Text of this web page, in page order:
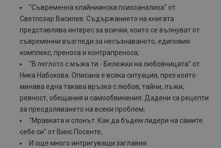
"Съвременна клайнианска психоанализа" от
Светлозар Василев. Съдържанието на книгата
представлява интерес за всички, които се вълнуват от
съвременни възгледи за несъзнаваното, едиповия
комплекс, преноса и контрапреноса;
"В леглото с мъжа ти - Бележки на любовницата" от
Ника Набокова. Описана е всяка ситуация, през която
минава една такава връзка с любов, тайни, лъжи,
ревност, обещания и самообвинения. Дадени са рецепти
за преодоляването на всеки проблем;
"Мравката и слонът. Как да бъдем лидери на самите
себе си" от Винс Посенте;
И още много интригуващи заглавия.